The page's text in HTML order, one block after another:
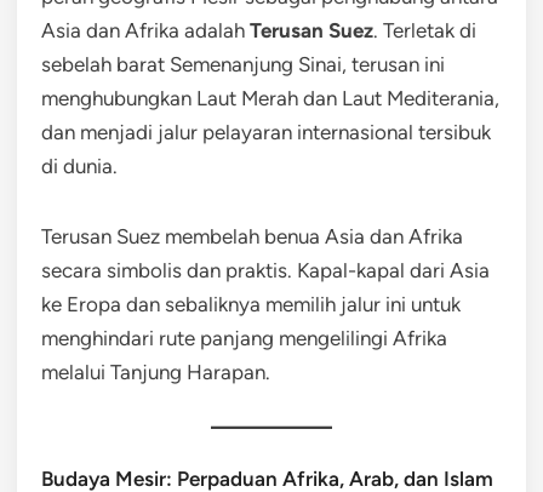
Asia dan Afrika adalah Terusan Suez. Terletak di
sebelah barat Semenanjung Sinai, terusan ini
menghubungkan Laut Merah dan Laut Mediterania,
dan menjadi jalur pelayaran internasional tersibuk
di dunia.
Terusan Suez membelah benua Asia dan Afrika
secara simbolis dan praktis. Kapal-kapal dari Asia
ke Eropa dan sebaliknya memilih jalur ini untuk
menghindari rute panjang mengelilingi Afrika
melalui Tanjung Harapan.
Budaya Mesir: Perpaduan Afrika, Arab, dan Islam